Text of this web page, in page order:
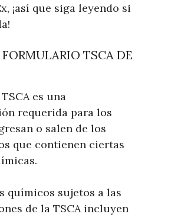
¡así que siga leyendo si
TSCA DE
es una
requerida para los
o salen de los
que contienen ciertas
químicos sujetos a las
de la TSCA incluyen